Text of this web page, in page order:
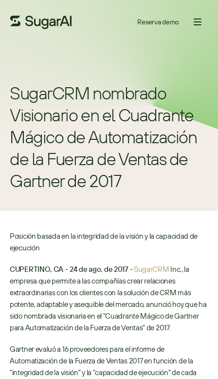
Reserva demo
SugarCRM nombrado
Visionario en el Cuadrante
Mágico de Automatización
de la Fuerza de Ventas de
Gartner de 2017
Posición basada en la integridad de la visión y la capacidad de
ejecución
CUPERTINO, CA - 24 de ago. de 2017 - SugarCRM Inc., la
empresa que permite a las compañías crear relaciones
extraordinarias con los clientes con la solución de CRM más
potente, adaptable y asequible del mercado, anunció hoy que ha
sido nombrada visionaria en el "Cuadrante Mágico de Gartner
para Automatización de la Fuerza de Ventas" de 2017.
Gartner evaluó a 16 proveedores para el informe de
Automatización de la Fuerza de Ventas 2017 en función de la
"integridad de la visión" y la "capacidad de ejecución" de cada